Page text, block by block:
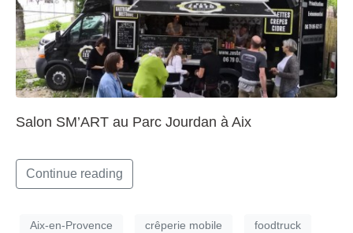
Salon SM’ART au Parc Jourdan à Aix
Continue reading
Aix-en-Provence crêperie mobile foodtruck